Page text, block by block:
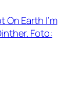
On Earth I’m
Foto: